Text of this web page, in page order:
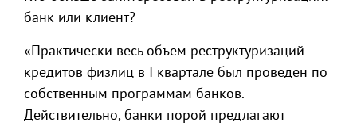
банк или клиент?
«Практически весь объем реструктуризаций
кредитов физлиц в I квартале был проведен по
собственным программам банков.
Действительно, банки порой предлагают